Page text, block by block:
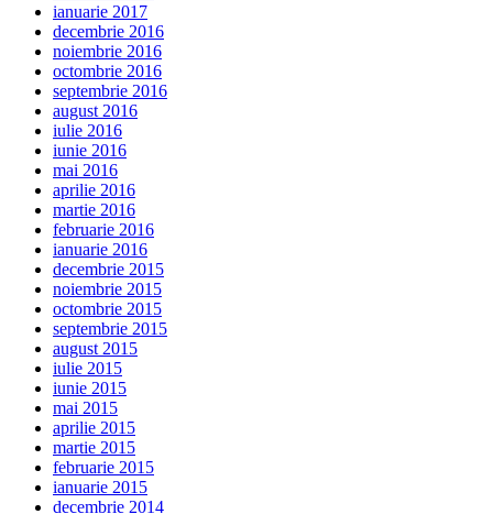
ianuarie 2017
decembrie 2016
noiembrie 2016
octombrie 2016
septembrie 2016
august 2016
iulie 2016
iunie 2016
mai 2016
aprilie 2016
martie 2016
februarie 2016
ianuarie 2016
decembrie 2015
noiembrie 2015
octombrie 2015
septembrie 2015
august 2015
iulie 2015
iunie 2015
mai 2015
aprilie 2015
martie 2015
februarie 2015
ianuarie 2015
decembrie 2014